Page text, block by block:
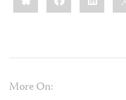
More On: